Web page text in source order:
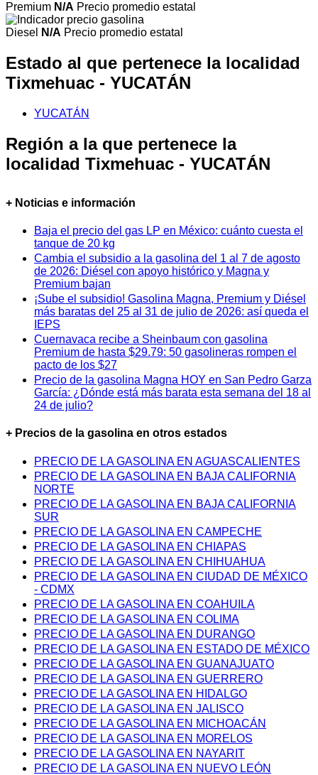
Premium N/A Precio promedio estatal
Diesel N/A Precio promedio estatal
Estado al que pertenece la localidad
Tixmehuac - YUCATÁN
YUCATÁN
Región a la que pertenece la
localidad Tixmehuac - YUCATÁN
+ Noticias e información
Baja el precio del gas LP en México: cuánto cuesta el
tanque de 20 kg
Cambia el subsidio a la gasolina del 1 al 7 de agosto
de 2026: Diésel con apoyo histórico y Magna y
Premium bajan
¡Sube el subsidio! Gasolina Magna, Premium y Diésel
más baratas del 25 al 31 de julio de 2026: así queda el
IEPS
Cuernavaca recibe a Sheinbaum con gasolina
Premium de hasta $29.79: 50 gasolineras rompen el
pacto de los $27
Precio de la gasolina Magna HOY en San Pedro Garza
García: ¿Dónde está más barata esta semana del 18 al
24 de julio?
+ Precios de la gasolina en otros estados
PRECIO DE LA GASOLINA EN AGUASCALIENTES
PRECIO DE LA GASOLINA EN BAJA CALIFORNIA
NORTE
PRECIO DE LA GASOLINA EN BAJA CALIFORNIA
SUR
PRECIO DE LA GASOLINA EN CAMPECHE
PRECIO DE LA GASOLINA EN CHIAPAS
PRECIO DE LA GASOLINA EN CHIHUAHUA
PRECIO DE LA GASOLINA EN CIUDAD DE MÉXICO
- CDMX
PRECIO DE LA GASOLINA EN COAHUILA
PRECIO DE LA GASOLINA EN COLIMA
PRECIO DE LA GASOLINA EN DURANGO
PRECIO DE LA GASOLINA EN ESTADO DE MÉXICO
PRECIO DE LA GASOLINA EN GUANAJUATO
PRECIO DE LA GASOLINA EN GUERRERO
PRECIO DE LA GASOLINA EN HIDALGO
PRECIO DE LA GASOLINA EN JALISCO
PRECIO DE LA GASOLINA EN MICHOACÁN
PRECIO DE LA GASOLINA EN MORELOS
PRECIO DE LA GASOLINA EN NAYARIT
PRECIO DE LA GASOLINA EN NUEVO LEÓN